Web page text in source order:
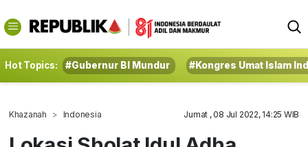
Hot Topics: #Gubernur BI Mundur #Kongres Umat Islam
Khazanah Indonesia Jumat , 08 Jul 2022, 14:25 WIB